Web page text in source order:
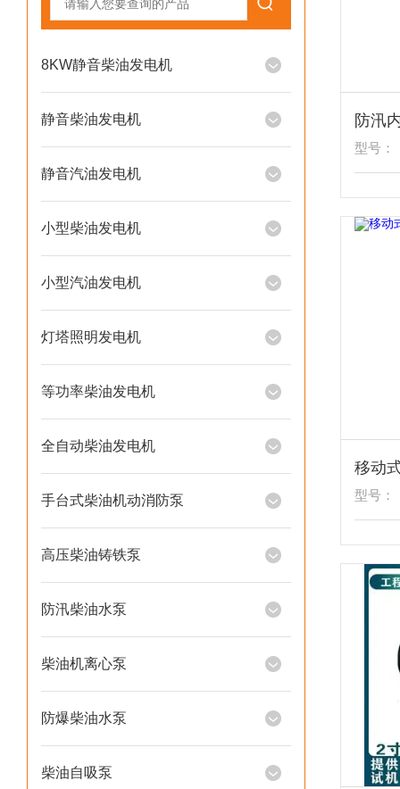
8KW静音柴油发电机
静音柴油发电机
静音汽油发电机
小型柴油发电机
小型汽油发电机
灯塔照明发电机
等功率柴油发电机
全自动柴油发电机
手台式柴油机动消防泵
高压柴油铸铁泵
防汛柴油水泵
柴油机离心泵
防爆柴油水泵
柴油自吸泵
型号：
型号：